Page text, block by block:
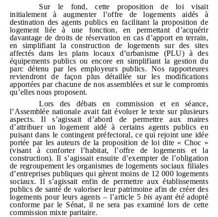
Sur le fond, cette proposition de loi visait
initialement à augmenter l’offre de logements aidés à
destination des agents publics en facilitant la proposition de
logement liée à une fonction, en permettant d’acquérir
davantage de droits de réservation en cas d’apport en terrain,
en simplifiant la construction de logements sur des sites
affectés dans les plans locaux d’urbanisme (PLU) à des
équipements publics ou encore en simplifiant la gestion du
parc détenu par les employeurs publics. Nos rapporteures
reviendront de façon plus détaillée sur les modifications
apportées par chacune de nos assemblées et sur le compromis
qu’elles nous proposent.
Lors des débats en commission et en séance,
l’Assemblée nationale avait fait évoluer le texte sur plusieurs
aspects. Il s’agissait d’abord de permettre aux maires
d’attribuer un logement aidé à certains agents publics en
puisant dans le contingent préfectoral, ce qui rejoint une idée
portée par les auteurs de la proposition de loi dite « Choc »
(visant à conforter l’habitat, l’offre de logements et la
construction). Il s’agissait ensuite d’exempter de l’obligation
de regroupement les organismes de logements sociaux filiales
d’entreprises publiques qui gèrent moins de 12 000 logements
sociaux. Il s’agissait enfin de permettre aux établissements
publics de santé de valoriser leur patrimoine afin de créer des
logements pour leurs agents – l’article 5 bisayant été adopté
conforme par le Sénat, il ne sera pas examiné lors de cette
commission mixte paritaire.